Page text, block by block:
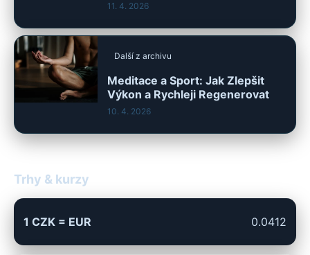
11. 4. 2026
Další z archivu
Meditace a Sport: Jak Zlepšit
Výkon a Rychleji Regenerovat
10. 4. 2026
Trhy & kurzy
1 CZK = EUR 0.0412